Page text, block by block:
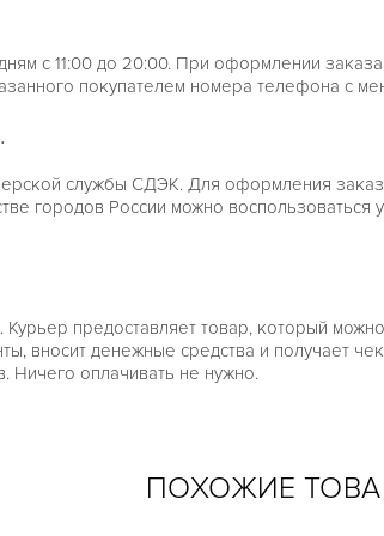
с 11:00 до 20:00. При оформлении
покупателем номера телефона с
службы СДЭК. Для оформления
городов России можно
предоставляет товар, который
вносит денежные средства и получает
Ничего оплачивать не нужно.
ПОХОЖИЕ